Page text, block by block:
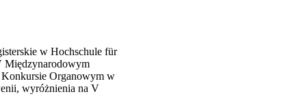
w Hochschule für
Międzynarodowym
Organowym w
wyróżnienia na V